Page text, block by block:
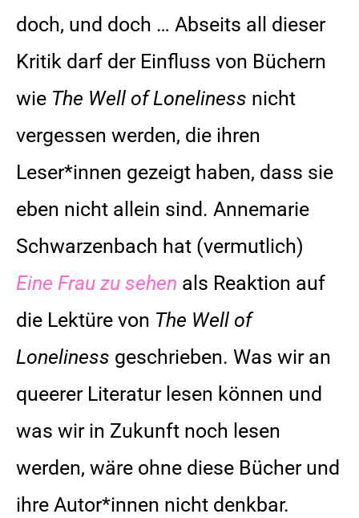
doch, und doch … Abseits all dieser
Kritik darf der Einfluss von Büchern
wie The Well of Loneliness nicht
vergessen werden, die ihren
Leser*innen gezeigt haben, dass sie
eben nicht allein sind. Annemarie
Schwarzenbach hat (vermutlich)
Eine Frau zu sehen als Reaktion auf
die Lektüre von The Well of
Loneliness geschrieben. Was wir an
queerer Literatur lesen können und
was wir in Zukunft noch lesen
werden, wäre ohne diese Bücher und
ihre Autor*innen nicht denkbar.